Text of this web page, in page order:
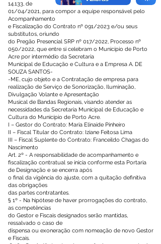
14.133, de
01/04/2021, para compor a equipe responsável pelo
Acompanhamento
e Fiscalização do Contrato nº 091/2023 e/ou seus
substitutos, oriundo
do Pregão Presencial SRP nº 017/2022, Processo nº
050/2022, que entre si celebram o Município de Porto
Acre por intermédio da Secretaria
Municipal de Educação e Cultura e a Empresa A. DE
SOUZA SANTOS-
-ME, cujo objeto e a Contratação de empresa para
realização de Serviço de Sonorização, Iluminação,
Divulgação Volante e Apresentação
Musical de Bandas Regionais, visando atender as
necessidades da Secretaria Municipal de Educação e
Cultura do Município de Porto Acre.
I – Gestor do Contrato: Maria Elinaide Pinheiro
II – Fiscal Titular do Contrato: Iziane Feitosa Lima
III – Fiscal Suplente do Contrato: Franceildo Chagas do
Nascimento
Art. 2º - A responsabilidade de acompanhamento e
fiscalização contratual se inicia conforme esta Portaria
de Designação e se encerra após
o final da vigência do ajuste, com a quitação definitiva
das obrigações
das partes contratantes.
§ 1º - Na hipótese de haver prorrogações do contrato,
as competências
do Gestor e Fiscais designados serão mantidas,
ressalvado o caso de
dispensa ou exoneração com nomeação de novo Gestor
e Fiscais.